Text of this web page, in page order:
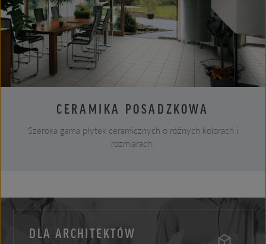
CERAMIKA POSADZKOWA
Szeroka gama płytek ceramicznych o różnych kolorach i
rozmiarach.
DLA ARCHITEKTÓW